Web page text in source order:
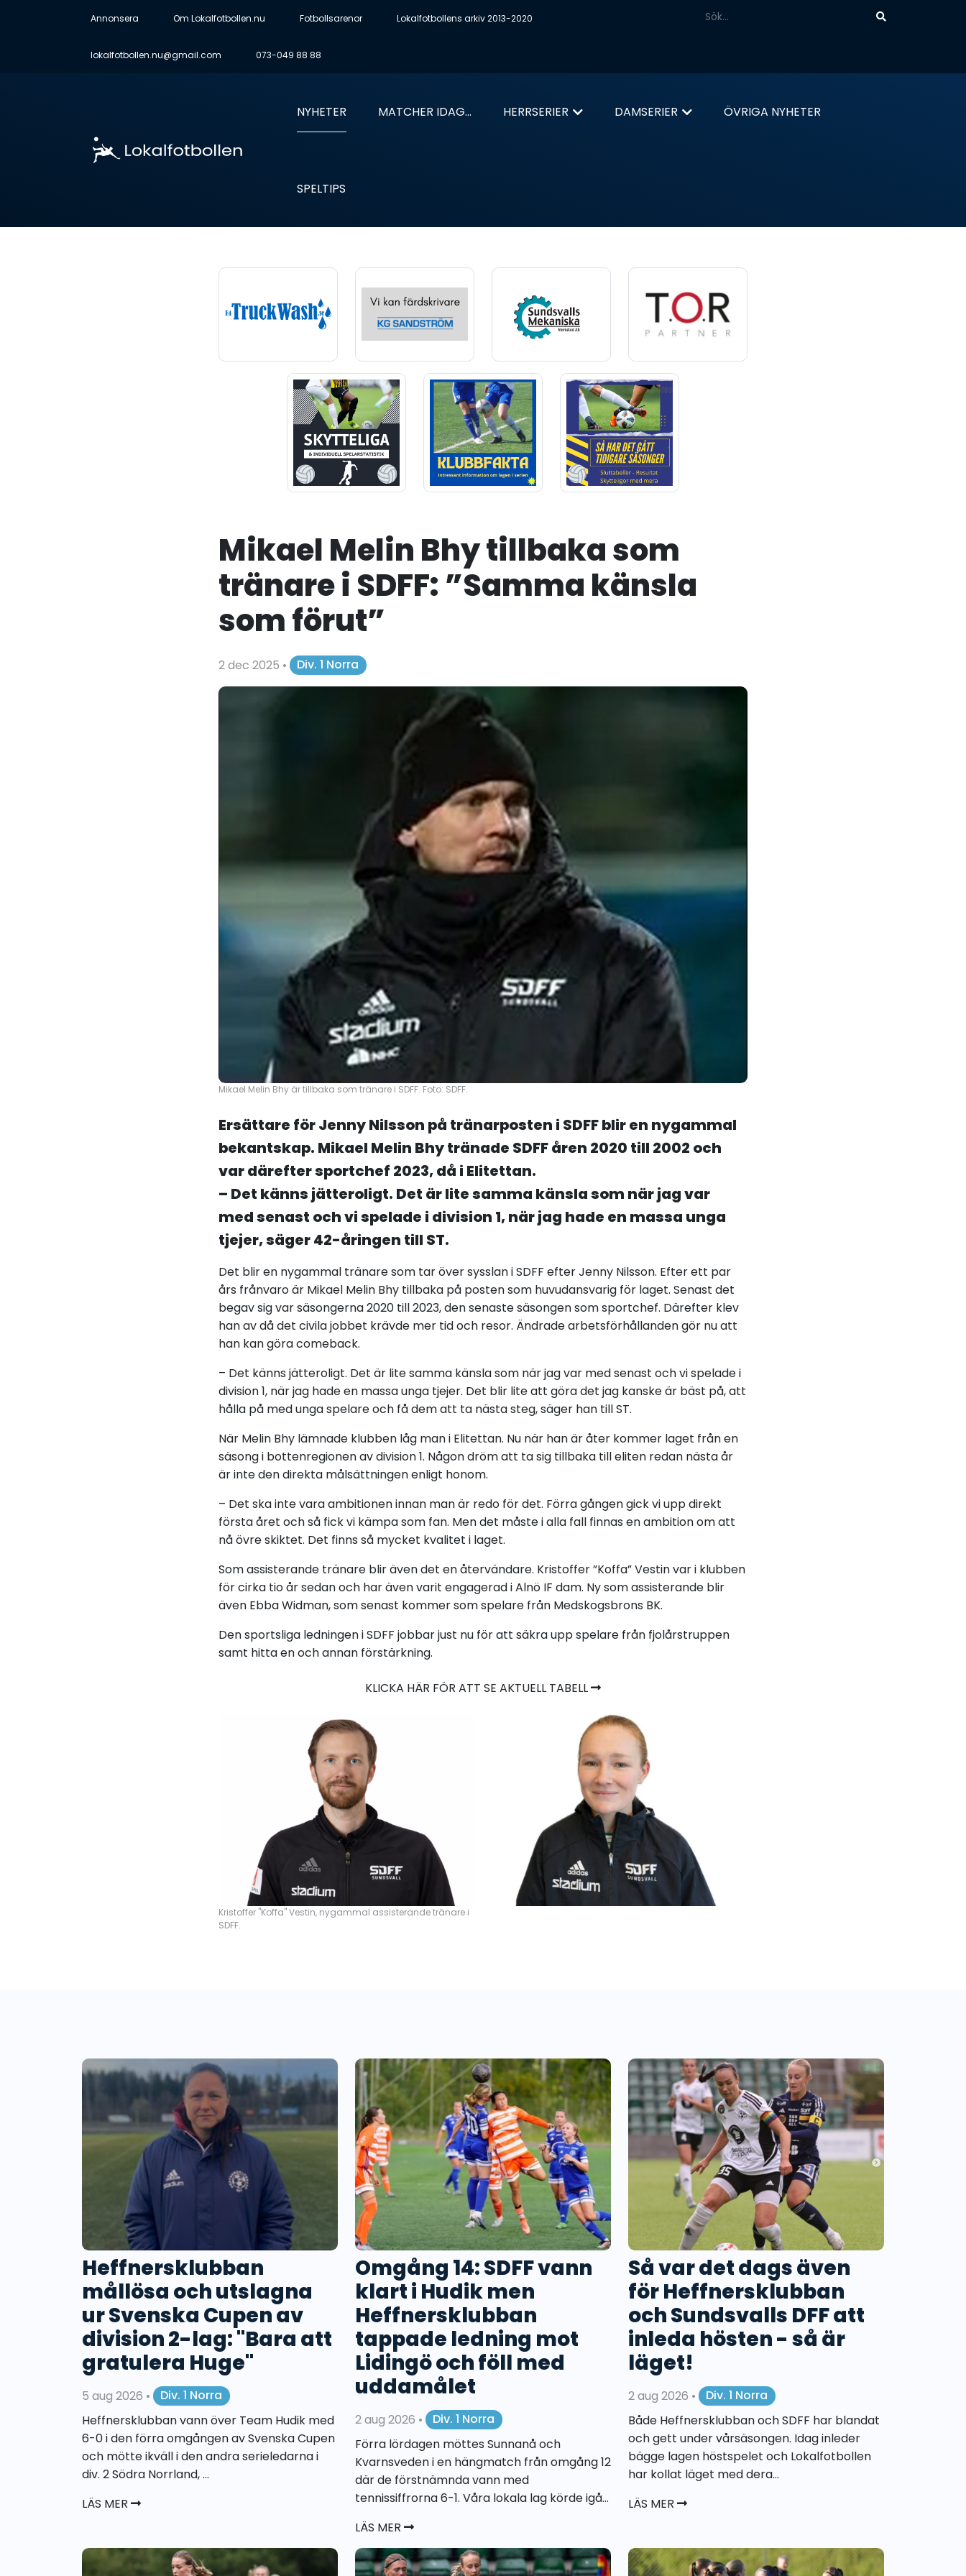
Annonsera Om Lokalfotbollen.nu Fotbollsarenor Lokalfotbollens arkiv 2013-2020
lokalfotbollen.nu@gmail.com 073-049 88 88
NYHETER MATCHER IDAG... HERRSERIER DAMSERIER ÖVRIGA NYHETER
SPELTIPS
Mikael Melin Bhy tillbaka som
tränare i SDFF: ”Samma känsla
som förut”
2 dec 2025 • Div. 1 Norra
Mikael Melin Bhy är tillbaka som tränare i SDFF. Foto: SDFF.
Ersättare för Jenny Nilsson på tränarposten i SDFF blir en nygammal
bekantskap. Mikael Melin Bhy tränade SDFF åren 2020 till 2002 och
var därefter sportchef 2023, då i Elitettan.
– Det känns jätteroligt. Det är lite samma känsla som när jag var
med senast och vi spelade i division 1, när jag hade en massa unga
tjejer, säger 42-åringen till ST.
Det blir en nygammal tränare som tar över sysslan i SDFF efter Jenny Nilsson. Efter ett par
års frånvaro är Mikael Melin Bhy tillbaka på posten som huvudansvarig för laget. Senast det
begav sig var säsongerna 2020 till 2023, den senaste säsongen som sportchef. Därefter klev
han av då det civila jobbet krävde mer tid och resor. Ändrade arbetsförhållanden gör nu att
han kan göra comeback.
– Det känns jätteroligt. Det är lite samma känsla som när jag var med senast och vi spelade i
division 1, när jag hade en massa unga tjejer. Det blir lite att göra det jag kanske är bäst på, att
hålla på med unga spelare och få dem att ta nästa steg, säger han tillST.
När Melin Bhy lämnade klubben låg man i Elitettan. Nu när han är åter kommer laget från en
säsong i bottenregionen av division 1. Någon dröm att ta sig tillbaka till eliten redan nästa år
är inte den direkta målsättningen enligt honom.
– Det ska inte vara ambitionen innan man är redo för det. Förra gången gick vi upp direkt
första året och så fick vi kämpa som fan. Men det måste i alla fall finnas en ambition om att
nå övre skiktet. Det finns så mycket kvalitet i laget.
Som assisterande tränare blir även det en återvändare. Kristoffer ”Koffa” Vestin var i klubben
för cirka tio år sedan och har även varit engagerad i Alnö IF dam. Ny som assisterande blir
även Ebba Widman, som senast kommer som spelare från Medskogsbrons BK.
Den sportsliga ledningen i SDFF jobbar just nu för att säkra upp spelare från fjolårstruppen
samt hitta en och annan förstärkning.
KLICKA HÄR FÖR ATT SE AKTUELL TABELL
Kristoffer "Koffa" Vestin, nygammal assisterande tränare i
SDFF.
Heffnersklubban
mållösa och utslagna
ur Svenska Cupen av
division 2-lag: "Bara att
gratulera Huge"
5 aug 2026 •
Div. 1 Norra
Heffnersklubban vann över Team Hudik med
6-0 i den förra omgången av Svenska Cupen
och mötte ikväll i den andra serieledarna i
div. 2 Södra Norrland, ...
LÄS MER
Omgång 14: SDFF vann
klart i Hudik men
Heffnersklubban
tappade ledning mot
Lidingö och föll med
uddamålet
2 aug 2026 •
Div. 1 Norra
Förra lördagen möttes Sunnanå och
Kvarnsveden i en hängmatch från omgång 12
där de förstnämnda vann med
tennissiffrorna 6-1. Våra lokala lag körde igå...
LÄS MER
Så var det dags även
för Heffnersklubban
och Sundsvalls DFF att
inleda hösten - så är
läget!
2 aug 2026 •
Div. 1 Norra
Både Heffnersklubban och SDFF har blandat
och gett under vårsäsongen. Idag inleder
bägge lagen höstspelet och Lokalfotbollen
har kollat läget med dera...
LÄS MER